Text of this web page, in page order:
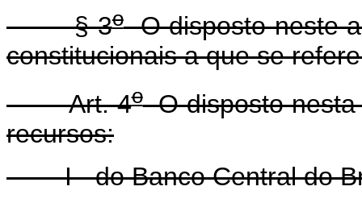
§ 3oO disposto neste
constitucionais a que se
Art. 4oO disposto nesta
recursos:
I - do Banco Central do